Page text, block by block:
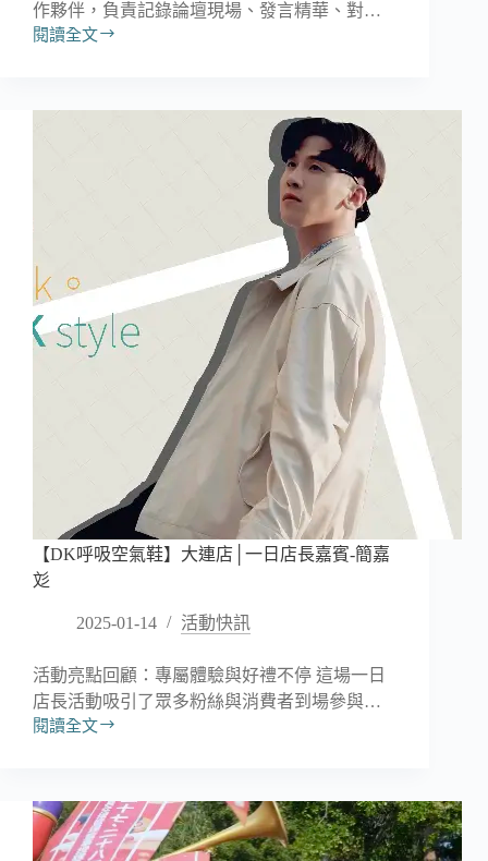
作夥伴，負責記錄論壇現場、發言精華、對…
閱讀全文
文
際
學
｜
兩
岸
【DK呼吸空氣鞋】大連店│一日店長嘉賓-簡嘉
彣
2025-01-14 活動快訊
活動亮點回顧：專屬體驗與好禮不停 這場一日
店長活動吸引了眾多粉絲與消費者到場參與…
閱讀全文
【DK
空
氣
鞋】